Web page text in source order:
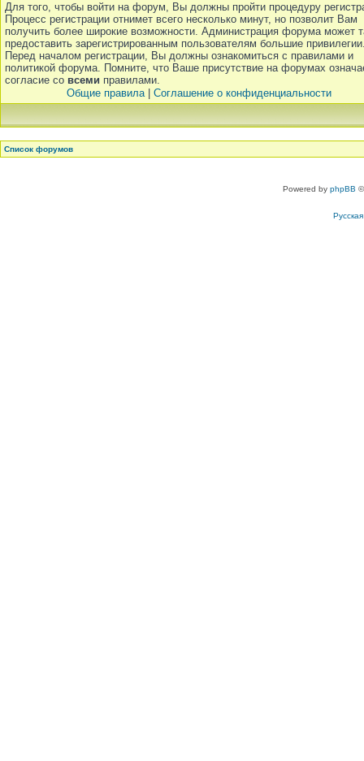
Для того, чтобы войти на форум, Вы должны пройти процедуру
Процесс регистрации отнимет всего несколько минут, но позволит Вам
получить более широкие возможности. Администрация форума может
предоставить зарегистрированным пользователям большие
Перед началом регистрации, Вы должны ознакомиться с правилами и
политикой форума. Помните, что Ваше присутствие на форумах
согласие со всеми правилами.
Общие правила| Соглашение о конфиденциальности
Список форумов
Powered by phpBB